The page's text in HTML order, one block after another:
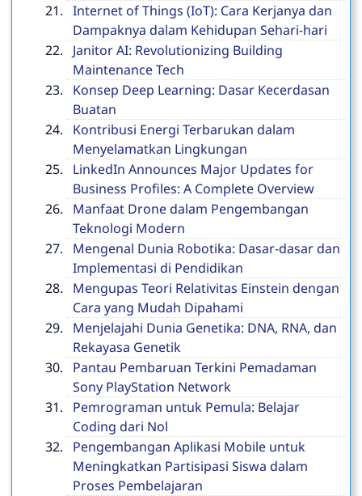
Internet of Things (IoT): Cara Kerjanya dan
Dampaknya dalam Kehidupan Sehari-hari
Janitor AI: Revolutionizing Building
Maintenance Tech
Konsep Deep Learning: Dasar Kecerdasan
Buatan
Kontribusi Energi Terbarukan dalam
Menyelamatkan Lingkungan
LinkedIn Announces Major Updates for
Business Profiles: A Complete Overview
Manfaat Drone dalam Pengembangan
Teknologi Modern
Mengenal Dunia Robotika: Dasar-dasar dan
Implementasi di Pendidikan
Mengupas Teori Relativitas Einstein dengan
Cara yang Mudah Dipahami
Menjelajahi Dunia Genetika: DNA, RNA, dan
Rekayasa Genetik
Pantau Pembaruan Terkini Pemadaman
Sony PlayStation Network
Pemrograman untuk Pemula: Belajar
Coding dari Nol
Pengembangan Aplikasi Mobile untuk
Meningkatkan Partisipasi Siswa dalam
Proses Pembelajaran